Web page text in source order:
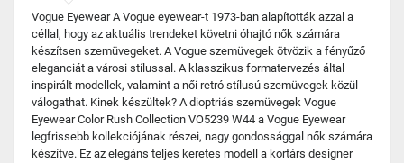
Vogue Eyewear A Vogue eyewear-t 1973-ban alapították azzal a
céllal, hogy az aktuális trendeket követni óhajtó nők számára
készítsen szemüvegeket. A Vogue szemüvegek ötvözik a fényűző
eleganciát a városi stílussal. A klasszikus formatervezés által
inspirált modellek, valamint a női retró stílusú szemüvegek közül
válogathat. Kinek készültek? A dioptriás szemüvegek Vogue
Eyewear Color Rush Collection VO5239 W44 a Vogue Eyewear
legfrissebb kollekciójának részei, nagy gondossággal nők számára
készítve. Ez az elegáns teljes keretes modell a kortárs designer